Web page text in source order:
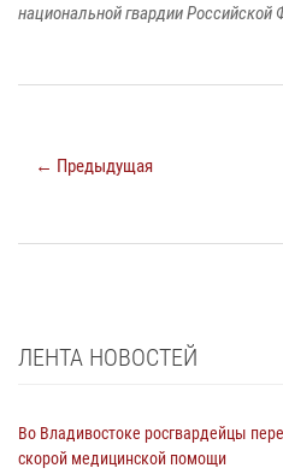
национальной гвардии
← Предыдущая
ЛЕНТА НОВОСТЕЙ
Во Владивостоке росгвардейцы
скорой медицинской помощи